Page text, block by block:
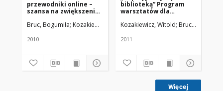
przewodniki online –
szansa na zwiększenie
użytkowników
Medycznego w Łodzi
Bruc, Bogumiła; Kozakiewicz Witold Uniwersytet Medyczny w Łodzi
2010
biblioteką” Program
warsztatów dla
naukowych
Medycznego w Łodzi
Kozakiewicz, Witold; Bruc, Bogumiła
2011
Więcej